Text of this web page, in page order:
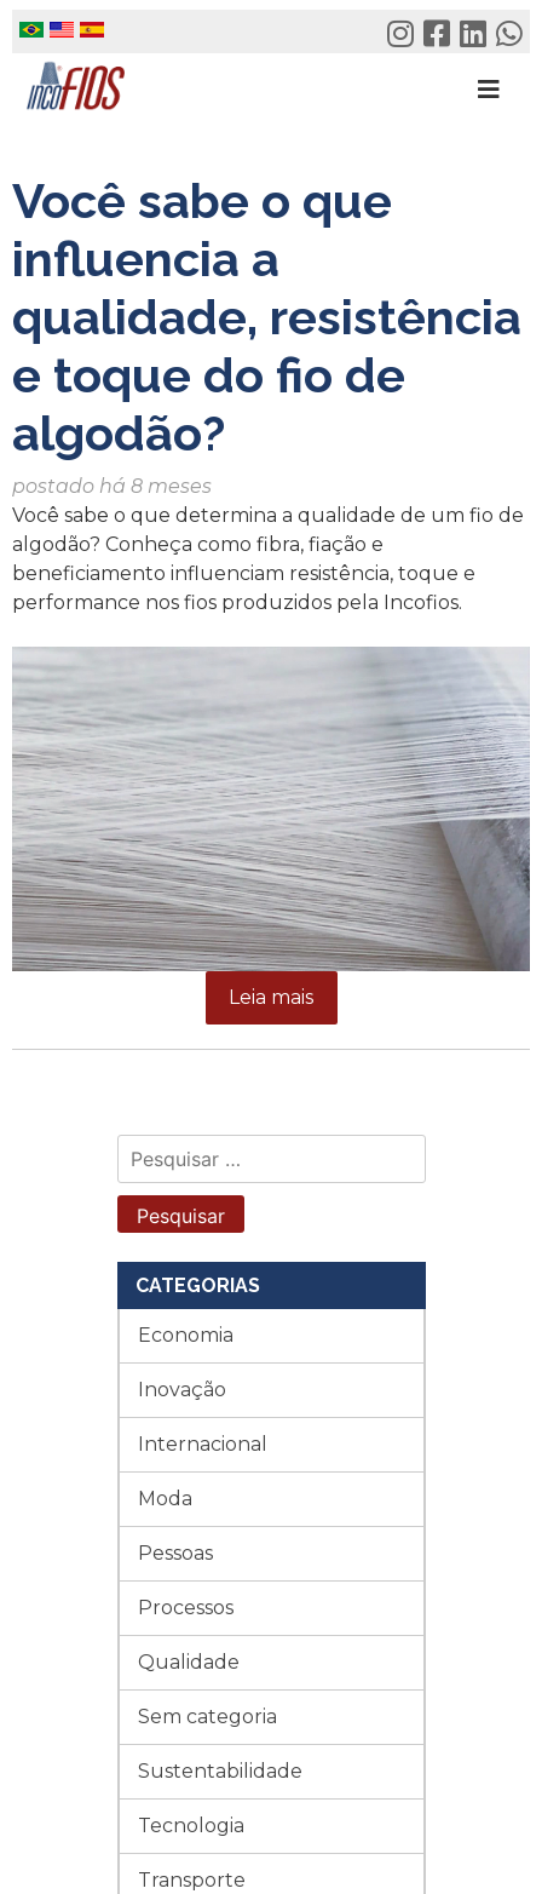
content
Pesquisar
por:
CATEGORIAS
Economia
Inovação
Internacional
Moda
Pessoas
Processos
Qualidade
Sem categoria
Sustentabilidade
Tecnologia
Transporte
Você sabe o que
influencia a
qualidade, resistência
e toque do fio de
algodão?
postado há 8 meses
Você sabe o que determina a qualidade de um fio de
algodão? Conheça como fibra, fiação e
beneficiamento influenciam resistência, toque e
performance nos fios produzidos pela Incofios.
Leia mais